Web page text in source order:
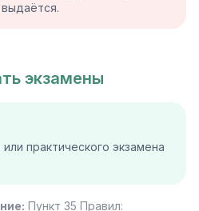
экзамены
практического экзамена
Пункт 35 Правил: